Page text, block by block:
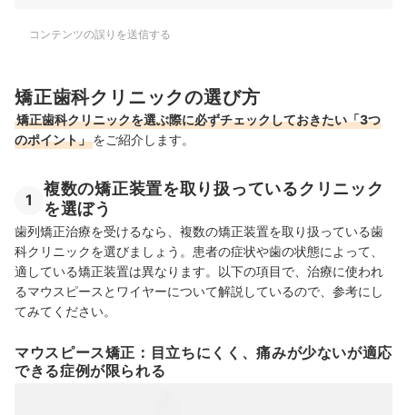
コンテンツの誤りを送信する
矯正歯科クリニックの選び方
矯正歯科クリニックを選ぶ際に必ずチェックしておきたい「3つ
のポイント」をご紹介します。
1
複数の矯正装置を取り扱っているクリニック
を選ぼう
歯列矯正治療を受けるなら、複数の矯正装置を取り扱っている歯
科クリニックを選びましょう。患者の症状や歯の状態によって、
適している矯正装置は異なります。以下の項目で、治療に使われ
るマウスピースとワイヤーについて解説しているので、参考にし
てみてください。
マウスピース矯正：目立ちにくく、痛みが少ないが適応
できる症例が限られる